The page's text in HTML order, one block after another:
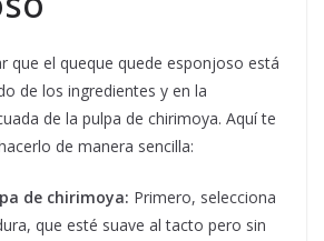
que el queque quede esponjoso está
de los ingredientes y en la
de la pulpa de chirimoya. Aquí te
de manera sencilla:
de chirimoya: Primero, selecciona
que esté suave al tacto pero sin